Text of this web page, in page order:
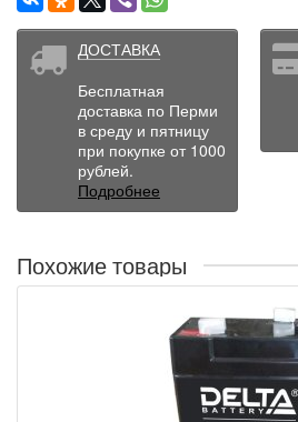
ДОСТАВКА
Бесплатная
доставка по Перми
в среду и пятницу
при покупке от 1000
рублей.
Подробнее
Похожие товары